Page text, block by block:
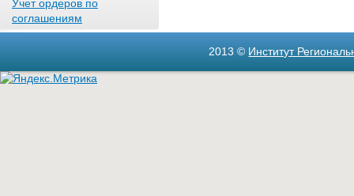
Учет ордеров по
соглашениям
2013 © Институт